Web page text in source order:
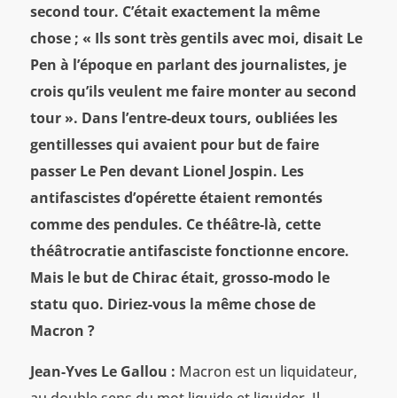
second tour. C’était exactement la même
chose ; « Ils sont très gentils avec moi, disait Le
Pen à l’époque en parlant des journalistes, je
crois qu’ils veulent me faire monter au second
tour ». Dans l’entre-deux tours, oubliées les
gentillesses qui avaient pour but de faire
passer Le Pen devant Lionel Jospin. Les
antifascistes d’opérette étaient remontés
comme des pendules. Ce théâtre-là, cette
théâtrocratie antifasciste fonctionne encore.
Mais le but de Chirac était, grosso-modo le
statu quo. Diriez-vous la même chose de
Macron ?
Jean-Yves Le Gallou : Macron est un liquidateur,